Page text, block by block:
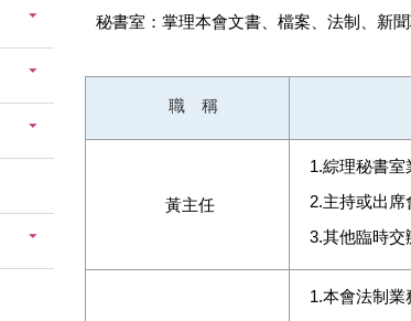
秘書室：掌理本會文書、檔案、法制、新
職 稱
黃主任
1.綜理秘書室
2.主持或出席
3.其他臨時交
1.本會法制業